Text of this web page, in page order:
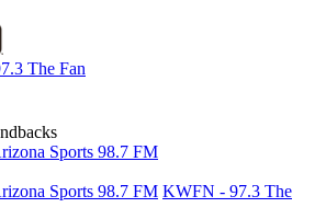
The Fan
Sports 98.7 FM
Sports 98.7 FM KWFN - 97.3 The